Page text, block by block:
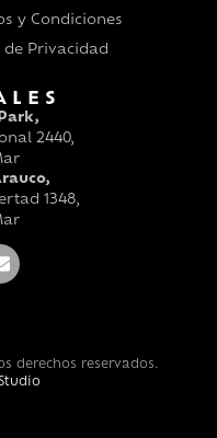
y Condiciones
de Privacidad
2440,
1348,
derechos reservados.